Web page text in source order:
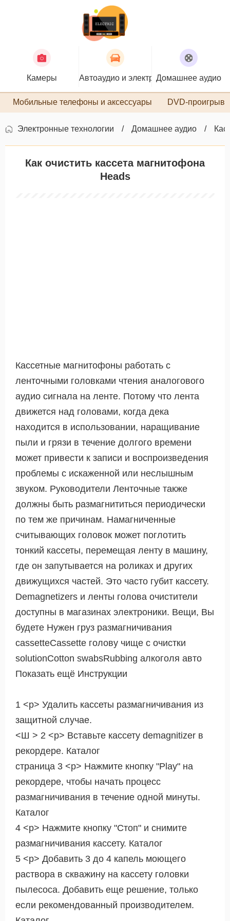
Камеры Автоаудио и электроникаДомашнее аудио
Мобильные телефоны и аксессуары DVD-
Электронные технологии Домашнее аудио
Как очистить кассета магнитофона
Heads
Кассетные магнитофоны работать с
ленточными головками чтения аналогового
аудио сигнала на ленте. Потому что лента
движется над головами, когда дека
находится в использовании, наращивание
пыли и грязи в течение долгого времени
может привести к записи и воспроизведения
проблемы с искаженной или неслышным
звуком. Руководители Ленточные также
должны быть размагнититься периодически
по тем же причинам. Намагниченные
считывающих головок может поглотить
тонкий кассеты, перемещая ленту в машину,
где он запутывается на роликах и других
движущихся частей. Это часто губит кассету.
Demagnetizers и ленты голова очистители
доступны в магазинах электроники. Вещи, Вы
будете Нужен груз размагничивания
cassetteCassette голову чище с очистки
solutionCotton swabsRubbing алкоголя авто
Показать ещё Инструкции
1 <р> Удалить кассеты размагничивания из
защитной случае.
<Ш > 2 <р> Вставьте кассету demagnitizer в
рекордере. Каталог
страница 3 <р> Нажмите кнопку "Play" на
рекордере, чтобы начать процесс
размагничивания в течение одной минуты.
Каталог
4 <р> Нажмите кнопку "Стоп" и снимите
размагничивания кассету. Каталог
5 <р> Добавить 3 до 4 капель моющего
раствора в скважину на кассету головки
пылесоса. Добавить еще решение, только
если рекомендованный производителем.